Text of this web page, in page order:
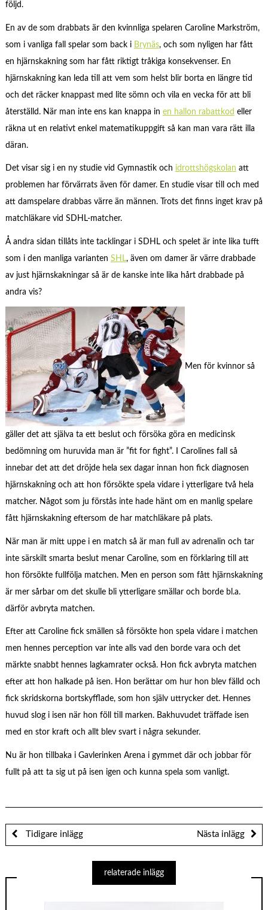
följd.
En av de som drabbats är den kvinnliga spelaren Caroline Markström,
som i vanliga fall spelar som back i Brynäs, och som nyligen har fått
en hjärnskakning som har fått riktigt tråkiga konsekvenser. En
hjärnskakning kan leda till att vem som helst blir borta en längre tid
och det räcker knappast med lite sömn och vila en vecka för att bli
återställd. När man inte ens kan knappa in en hallon rabattkod eller
räkna ut en relativt enkel matematikuppgift så kan man vara rätt illa
däran.
Det visar sig i en ny studie vid Gymnastik och idrottshögskolan att
problemen har förvärrats även för damer. En studie visar till och med
att damspelare drabbas värre än männen. Trots det finns inget krav på
matchläkare vid SDHL-matcher.
Å andra sidan tillåts inte tacklingar i SDHL och spelet är inte lika tufft
som i den manliga varianten SHL, även om damer är värre drabbade
av just hjärnskakningar så är de kanske inte lika hårt drabbade på
andra vis?
Men för kvinnor så
gäller det att själva ta ett beslut och försöka göra en medicinsk
bedömning om huruvida man är ”fit for fight”. I Carolines fall så
innebar det att det dröjde hela sex dagar innan hon fick diagnosen
hjärnskakning och att hon försökte spela vidare i ytterligare två hela
matcher. Något som ju förstås inte hade hänt om en manlig spelare
fått hjärnskakning eftersom de har matchläkare på plats.
När man är mitt uppe i en match så är man full av adrenalin och tar
inte särskilt smarta beslut menar Caroline, som en förklaring till att
hon försökte fullfölja matchen. Men en person som fått hjärnskakning
är mer sårbar om det skulle bli ytterligare smällar och borde bl.a.
därför avbryta matchen.
Efter att Caroline fick smällen så försökte hon spela vidare i matchen
men hennes perception var inte alls vad den borde vara och det
märkte snabbt hennes lagkamrater också. Hon fick avbryta matchen
efter att hon halkade på isen. Hon berättar om hur hon blev fälld och
fick skridskorna bortskyfflade, som hon själv uttrycker det. Hennes
huvud slog i isen när hon föll till marken. Bakhuvudet träffade isen
med en stor kraft och allt blev svart i några sekunder.
Nu är hon tillbaka i Gavlerinken Arena i gymmet där och jobbar för
fullt på att ta sig ut på isen igen och kunna spela som vanligt.
Tidigare inlägg Nästa inlägg
relaterade inlägg